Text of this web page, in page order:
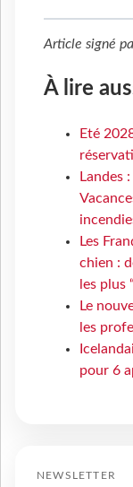
Article signé
À lire
Eté
Landes
Les
chien :
les plus
Le
les
pour 6
NEWSLETTER